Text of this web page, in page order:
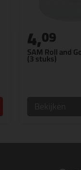
SAM Roll and
(3 stuks)
4,09